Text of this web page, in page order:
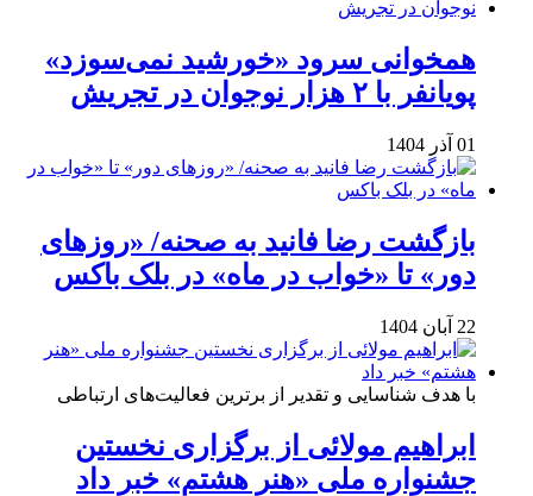
همخوانی سرود «خورشید نمی‌سوزد»
پویانفر با ۲ هزار نوجوان در تجریش
01 آذر 1404
بازگشت رضا فانید به صحنه/ «روزهای
دور» تا «خواب در ماه» در بلک باکس
22 آبان 1404
با هدف شناسایی و تقدیر از برترین فعالیت‌های ارتباطی
ابراهیم مولائی از برگزاری نخستین
جشنواره ملی «هنر هشتم» خبر داد